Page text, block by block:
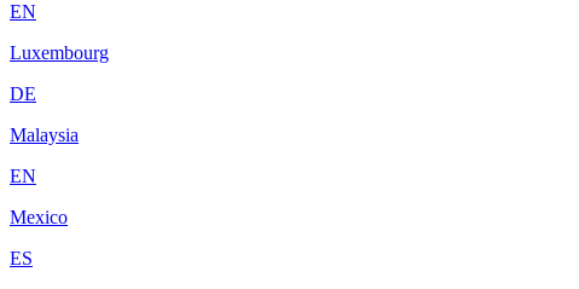
EN
Luxembourg
DE
Malaysia
EN
Mexico
ES